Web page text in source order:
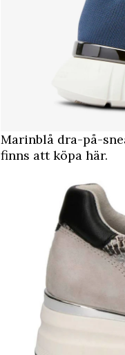
Marinblå dra-på-
finns att köpa här.